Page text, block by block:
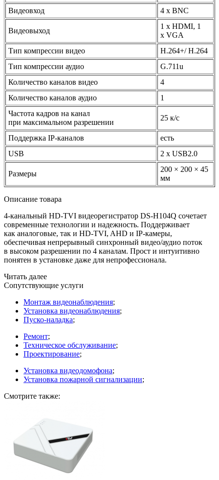
Видеовход
4 х BNC
Видеовыход
1 х HDMI, 1
х VGA
Тип компрессии видео
H.264+/ H.264
Тип компрессии аудио
G.711u
Количество каналов видео
4
Количество каналов аудио
1
Частота кадров на канал
при максимальном разрешении
25 к/с
Поддержка IP-каналов
есть
USB
2 х USB2.0
Размеры
200 × 200 × 45
мм
Описание товара
4-канальный HD-TVI видеорегистратор DS-H104Q сочетает
современные технологии и надежность. Поддерживает
как аналоговые, так и HD-TVI, AHD и IP-камеры,
обеспечивая непрерывный синхронный видео/аудио поток
в высоком разрешении по 4 каналам. Прост и интуитивно
понятен в установке даже для непрофессионала.
Читать далее
Сопутствующие услуги
Монтаж видеонаблюдения;
Установка видеонаблюдения;
Пуско-наладка;
Ремонт;
Техническое обслуживание;
Проектирование;
Установка видеодомофона;
Установка пожарной сигнализации;
Смотрите также: